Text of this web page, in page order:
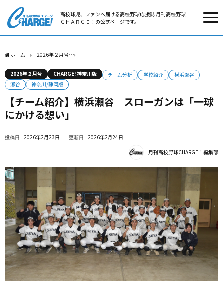
高校球児、ファンへ届ける高校野球応援誌 月刊高校野球
ＣＨＡＲＧＥ！の公式ページです。
ホーム 2026年２月号
2026年２月号 CHARGE! 神奈川版 チーム分析 学校紹介
横浜瀬谷
瀬谷
神奈川/静岡版
【チーム紹介】横浜瀬谷 スローガンは「一球
にかける想い」
2026年2月23日 2026年2月24日
月刊高校野球CHARGE！編集部